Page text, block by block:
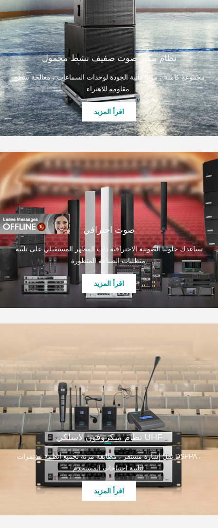
نظام مكبر صوت صفيف نشط محمول
مجموعة كاملة ، مواد عالية الجودة لوحدات السماعات ، معالجة سطح
اقرأ المزيد
صوت احترافي
تساعدك حلولنا الصوتية الاحترافية ذات المظهر المستقبلي على تلبية
متطلبات الصناعة المتطورة.
اقرأ المزيد
نظام ميكروفون لاسلكي UHF
نقل إشارة مستقر ، مطابقة مرنة لجميع أنظمة مؤتمرات DSPPA ،
لتلبية احتياجات المستخدم.
اقرأ المزيد